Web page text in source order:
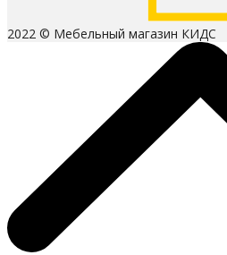
2022 © Мебельный магазин КИДС